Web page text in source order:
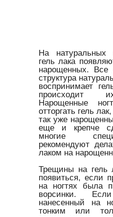
На натуральных
гель лака
нарощенных.
структура
воспринимает
происходит
Нарощенные
отторгать гель
так уже
еще и крепче
многие
рекомендуют
лаком на
Трещины на гель
появиться, если
на ногтях была
ворсинки.
нанесенный на
тонким или